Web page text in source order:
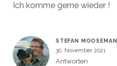
Ich komme gerne wieder !
STEFAN MOOSEMAN
30. November 2021
Antworten